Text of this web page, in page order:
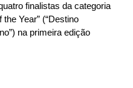
finalistas da categoria
Year” (“Destino
na primeira edição